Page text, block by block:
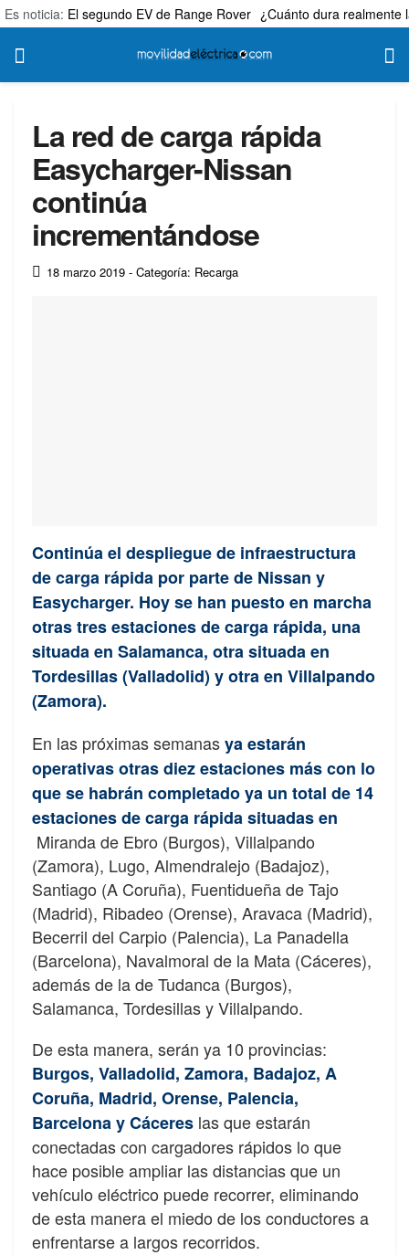
Es noticia: El segundo EV de Range Rover ¿Cuánto dura realmente
La red de carga rápida
Easycharger-Nissan
continúa
incrementándose
18 marzo 2019 - Categoría: Recarga
Continúa el despliegue de infraestructura
de carga rápida por parte de Nissan y
Easycharger. Hoy se han puesto en marcha
otras tres estaciones de carga rápida, una
situada en Salamanca, otra situada en
Tordesillas (Valladolid) y otra en Villalpando
(Zamora).
En las próximas semanasya estarán
operativas otras diez estaciones más con lo
que se habrán completado ya un total de 14
estaciones de carga rápida situadas en
Miranda de Ebro (Burgos), Villalpando
(Zamora), Lugo, Almendralejo (Badajoz),
Santiago (A Coruña), Fuentidueña de Tajo
(Madrid), Ribadeo (Orense), Aravaca (Madrid),
Becerril del Carpio (Palencia), La Panadella
(Barcelona), Navalmoral de la Mata (Cáceres),
además de la de Tudanca (Burgos),
Salamanca, Tordesillas y Villalpando.
De esta manera, serán ya 10 provincias:
Burgos, Valladolid, Zamora, Badajoz, A
Coruña, Madrid, Orense, Palencia,
Barcelona y Cáceres las que estarán
conectadas con cargadores rápidos lo que
hace posible ampliar las distancias que un
vehículo eléctrico puede recorrer, eliminando
de esta manera el miedo de los conductores a
enfrentarse a largos recorridos.